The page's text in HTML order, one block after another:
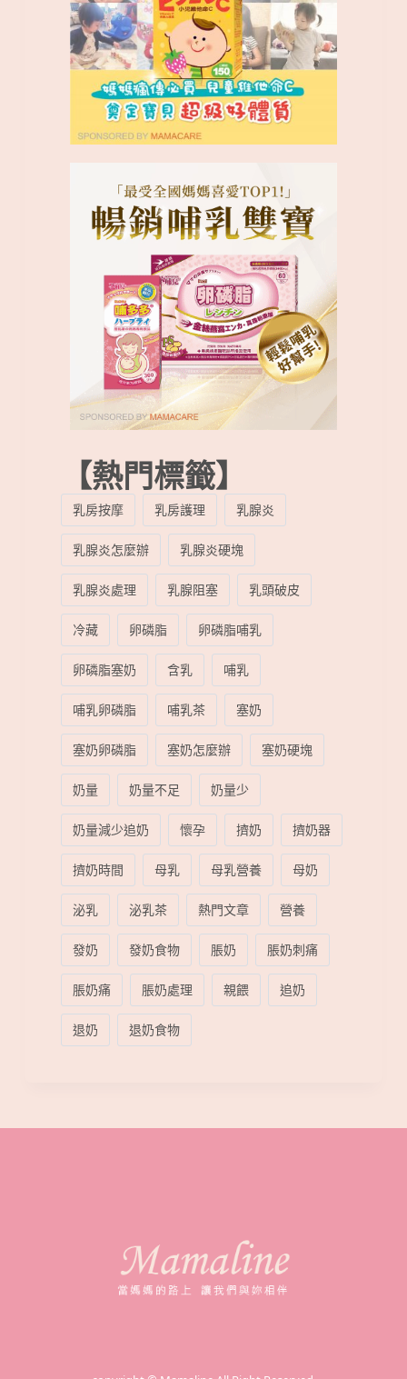
【熱門標籤】
乳房按摩 乳房護理
乳腺炎
乳腺炎怎麼辦
乳腺炎硬塊
乳腺炎處理
乳腺阻塞
乳頭破皮
冷藏
卵磷脂
卵磷脂哺乳
卵磷脂塞奶
含乳
哺乳
哺乳卵磷脂
哺乳茶
塞奶
塞奶卵磷脂
塞奶怎麼辦
塞奶硬塊
奶量
奶量不足
奶量少
奶量減少追奶
懷孕 擠奶
擠奶器
擠奶時間
母乳 母乳營養
母奶
泌乳
泌乳茶 熱門文章
營養
發奶
發奶食物 脹奶
脹奶刺痛
脹奶痛
脹奶處理 親餵
追奶
退奶
退奶食物